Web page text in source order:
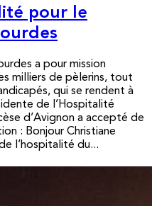
pour le
a pour mission
milliers de pèlerins, tout
qui se rendent à
de l’Hospitalité
d’Avignon a accepté de
: Bonjour Christiane
l’hospitalité du...